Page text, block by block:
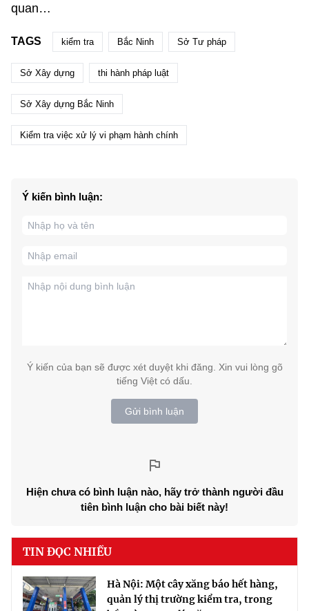
quan…
TAGS kiểm tra Bắc Ninh Sở Tư pháp
Sở Xây dựng thi hành pháp luật
Sở Xây dựng Bắc Ninh
Kiểm tra việc xử lý vi phạm hành chính
Ý kiến bình luận:
Ý kiến của bạn sẽ được xét duyệt khi đăng. Xin vui lòng gõ
tiếng Việt có dấu.
Gửi bình luận
Hiện chưa có bình luận nào, hãy trở thành người đầu
tiên bình luận cho bài biết này!
TIN ĐỌC NHIỀU
Hà Nội: Một cây xăng báo hết hàng,
quản lý thị trường kiểm tra, trong